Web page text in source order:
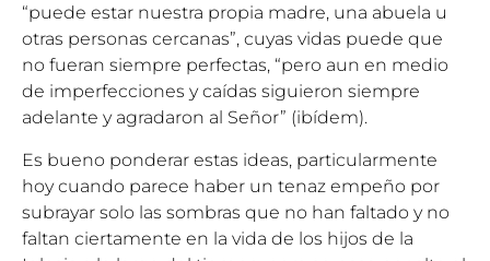
“puede estar nuestra propia madre, una abuela u
otras personas cercanas”, cuyas vidas puede que
no fueran siempre perfectas, “pero aun en medio
de imperfecciones y caídas siguieron siempre
adelante y agradaron al Señor” (ibídem).
Es bueno ponderar estas ideas, particularmente
hoy cuando parece haber un tenaz empeño por
subrayar solo las sombras que no han faltado y no
faltan ciertamente en la vida de los hijos de la